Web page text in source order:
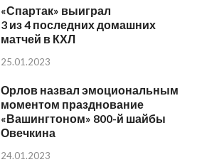
«Спартак» выиграл
3 из 4 последних домашних
матчей в КХЛ
25.01.2023
Орлов назвал эмоциональным
моментом празднование
«Вашингтоном» 800-й шайбы
Овечкина
24.01.2023